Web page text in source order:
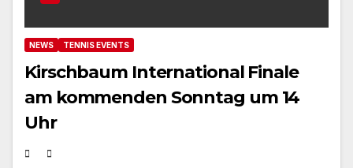
NEWS TENNIS EVENTS
Kirschbaum International Finale
am kommenden Sonntag um 14
Uhr